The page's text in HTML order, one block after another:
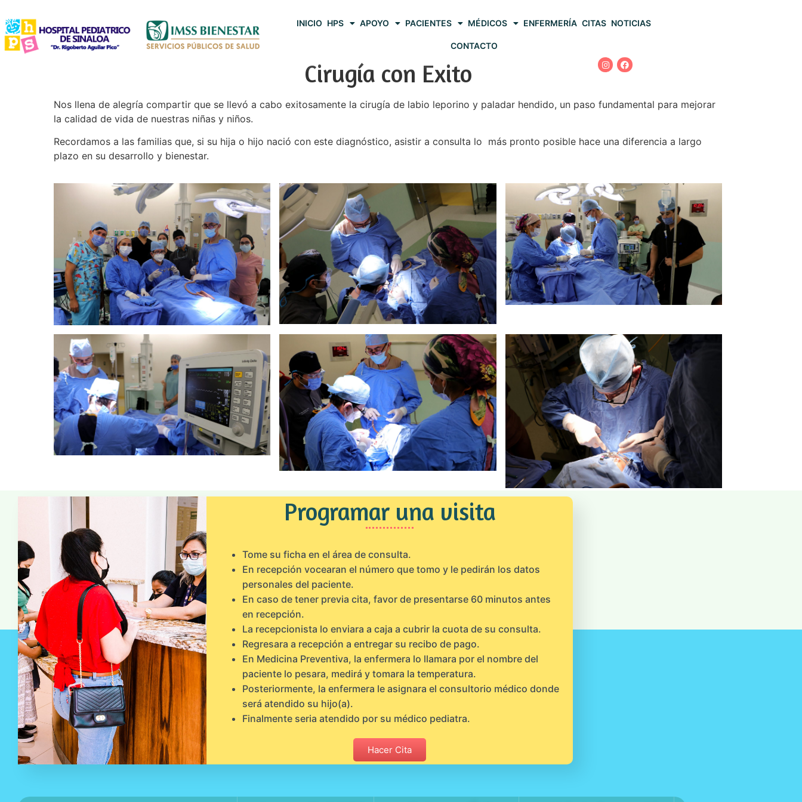
INICIO HPS APOYO PACIENTES MÉDICOS ENFERMERÍA CITAS NOTICIAS
CONTACTO
Cirugía con Exito
Nos llena de alegría compartir que se llevó a cabo exitosamente la cirugía de labio leporino y paladar hendido, un paso fundamental para mejorar
la calidad de vida de nuestras niñas y niños.
Recordamos a las familias que, si su hija o hijo nació con este diagnóstico, asistir a consulta lo más pronto posible hace una diferencia a largo
plazo en su desarrollo y bienestar.
Programar una visita
Tome su ficha en el área de consulta.
En recepción vocearan el número que tomo y le pedirán los datos
personales del paciente.
En caso de tener previa cita, favor de presentarse 60 minutos antes
en recepción.
La recepcionista lo enviara a caja a cubrir la cuota de su consulta.
Regresara a recepción a entregar su recibo de pago.
En Medicina Preventiva, la enfermera lo llamara por el nombre del
paciente lo pesara, medirá y tomara la temperatura.
Posteriormente, la enfermera le asignara el consultorio médico donde
será atendido su hijo(a).
Finalmente seria atendido por su médico pediatra.
Hacer Cita